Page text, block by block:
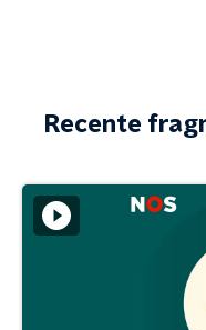
Recente